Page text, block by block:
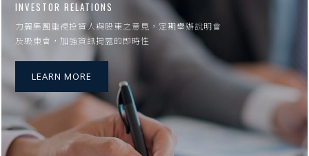
INVESTOR RELATIONS
力麗集團重視投資人與股東之意見，定期舉辦說明會
及股東會，加強資訊揭露的即時性
LEARN MORE